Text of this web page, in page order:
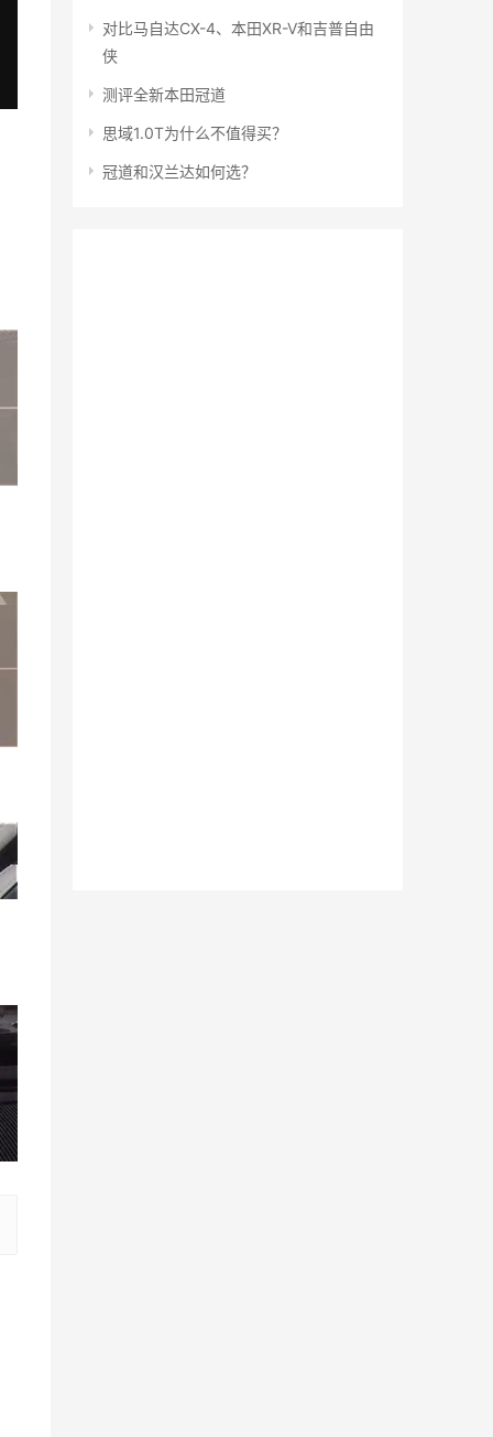
对比马自达CX-4、本田XR-V和吉普自由
侠
测评全新本田冠道
思域1.0T为什么不值得买？
冠道和汉兰达如何选？